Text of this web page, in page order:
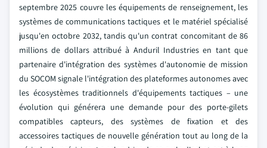
septembre 2025 couvre les équipements de renseignement, les
systèmes de communications tactiques et le matériel spécialisé
jusqu'en octobre 2032, tandis qu'un contrat concomitant de 86
millions de dollars attribué à Anduril Industries en tant que
partenaire d'intégration des systèmes d'autonomie de mission
du SOCOM signale l'intégration des plateformes autonomes avec
les écosystèmes traditionnels d'équipements tactiques – une
évolution qui générera une demande pour des porte-gilets
compatibles capteurs, des systèmes de fixation et des
accessoires tactiques de nouvelle génération tout au long de la